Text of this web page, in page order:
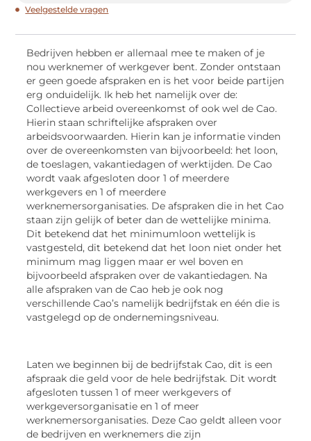
Veelgestelde vragen
Bedrijven hebben er allemaal mee te maken of je
nou werknemer of werkgever bent. Zonder ontstaan
er geen goede afspraken en is het voor beide partijen
erg onduidelijk. Ik heb het namelijk over de:
Collectieve arbeid overeenkomst of ook wel de Cao.
Hierin staan schriftelijke afspraken over
arbeidsvoorwaarden. Hierin kan je informatie vinden
over de overeenkomsten van bijvoorbeeld: het loon,
de toeslagen, vakantiedagen of werktijden. De Cao
wordt vaak afgesloten door 1 of meerdere
werkgevers en 1 of meerdere
werknemersorganisaties. De afspraken die in het Cao
staan zijn gelijk of beter dan de wettelijke minima.
Dit betekend dat het minimumloon wettelijk is
vastgesteld, dit betekend dat het loon niet onder het
minimum mag liggen maar er wel boven en
bijvoorbeeld afspraken over de vakantiedagen. Na
alle afspraken van de Cao heb je ook nog
verschillende Cao’s namelijk bedrijfstak en één die is
vastgelegd op de ondernemingsniveau.
Laten we beginnen bij de bedrijfstak Cao, dit is een
afspraak die geld voor de hele bedrijfstak. Dit wordt
afgesloten tussen 1 of meer werkgevers of
werkgeversorganisatie en 1 of meer
werknemersorganisaties. Deze Cao geldt alleen voor
de bedrijven en werknemers die zijn